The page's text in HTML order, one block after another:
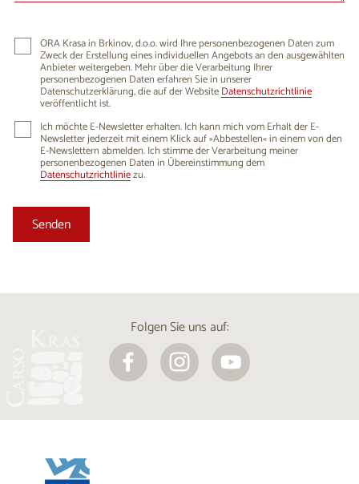
ORA Krasa in Brkinov, d.o.o. wird Ihre personenbezogenen Daten zum
Zweck der Erstellung eines individuellen Angebots an den ausgewählten
Anbieter weitergeben. Mehr über die Verarbeitung Ihrer
personenbezogenen Daten erfahren Sie in unserer
Datenschutzerklärung, die auf der WebsiteDatenschutzrichtlinie
veröffentlicht ist.
Ich möchte E-Newsletter erhalten. Ich kann mich vom Erhalt der E-
Newsletter jederzeit mit einem Klick auf »Abbestellen« in einem von den
E-Newslettern abmelden. Ich stimme der Verarbeitung meiner
personenbezogenen Daten in Übereinstimmung dem
Datenschutzrichtliniezu.
Folgen Sie uns auf: